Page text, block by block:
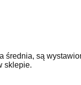
średnia, są
sklepie.